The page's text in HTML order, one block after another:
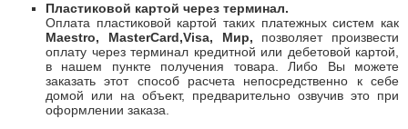
Пластиковой картой через терминал.
Оплата пластиковой картой таких платежных систем как
Maestro, MasterCard,Visa, Мир, позволяет произвести
оплату через терминал кредитной или дебетовой картой,
в нашем пункте получения товара. Либо Вы можете
заказать этот способ расчета непосредственно к себе
домой или на объект, предварительно озвучив это при
оформлении заказа.